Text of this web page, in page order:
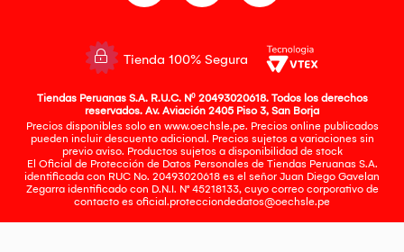
Tienda 100% Segura
Tiendas Peruanas S.A. R.U.C. Nº 20493020618. Todos los derechos
reservados. Av. Aviación 2405 Piso 3, San Borja
Precios disponibles solo en www.oechsle.pe. Precios online publicados
pueden incluir descuento adicional. Precios sujetos a variaciones sin
previo aviso. Productos sujetos a disponibilidad de stock
El Oficial de Protección de Datos Personales de Tiendas Peruanas S.A.
identificada con RUC No. 20493020618 es el señor Juan Diego Gavelan
Zegarra identificado con D.N.I. N° 45218133, cuyo correo corporativo de
contacto es oficial.protecciondedatos@oechsle.pe